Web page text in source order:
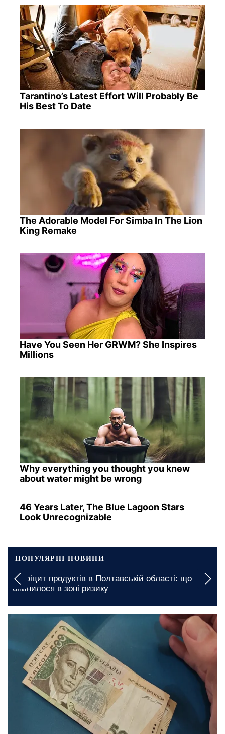
Tarantino’s Latest Effort Will Probably Be
His Best To Date
The Adorable Model For Simba In The Lion
King Remake
Have You Seen Her GRWM? She Inspires
Millions
Why everything you thought you knew
about water might be wrong
46 Years Later, The Blue Lagoon Stars
Look Unrecognizable
ПОПУЛЯРНІ НОВИНИ
Вимкнення будуть тривалими: якими будуть
графіки відключення світла у Запоріжжі на 7
серпня